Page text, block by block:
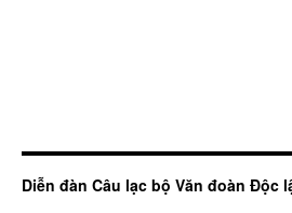
Diễn đàn Câu lạc bộ Văn đoàn Độc